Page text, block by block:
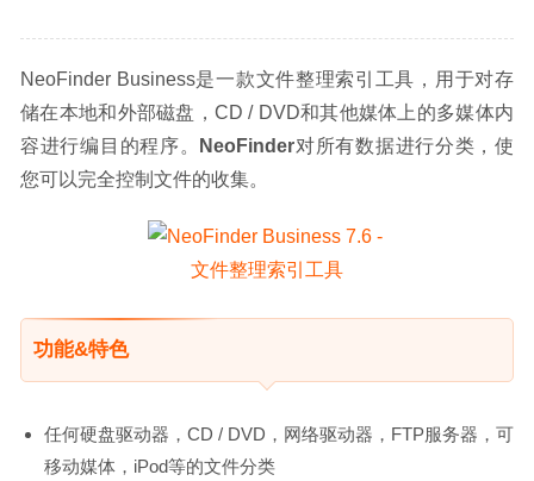
NeoFinder Business是一款文件整理索引工具，用于对存
储在本地和外部磁盘，CD / DVD和其他媒体上的多媒体内
容进行编目的程序。
NeoFinder对所有数据进行分类，使
您可以完全控制文件的收集。
功能&特色
任何硬盘驱动器，CD / DVD，网络驱动器，FTP服务器，可
移动媒体，iPod等的文件分类